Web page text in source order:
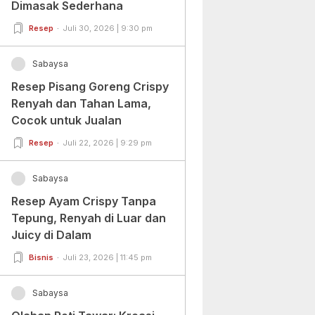
Dimasak Sederhana
Resep Juli 30, 2026 | 9:30 pm
Sabaysa
Resep Pisang Goreng Crispy
Renyah dan Tahan Lama,
Cocok untuk Jualan
Resep Juli 22, 2026 | 9:29 pm
Sabaysa
Resep Ayam Crispy Tanpa
Tepung, Renyah di Luar dan
Juicy di Dalam
Bisnis Juli 23, 2026 | 11:45 pm
Sabaysa